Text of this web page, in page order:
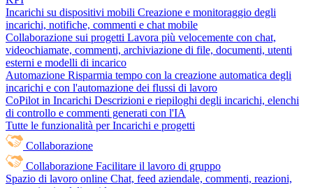
Incarichi su dispositivi mobili Creazione e monitoraggio degli
incarichi, notifiche, commenti e chat mobile
Collaborazione sui progetti Lavora più velocemente con chat,
videochiamate, commenti, archiviazione di file, documenti, utenti
esterni e modelli di incarico
Automazione Risparmia tempo con la creazione automatica degli
incarichi e con l'automazione dei flussi di lavoro
CoPilot in Incarichi Descrizioni e riepiloghi degli incarichi, elenchi
di controllo e commenti generati con l'IA
Tutte le funzionalità per Incarichi e progetti
Collaborazione
Collaborazione Facilitare il lavoro di gruppo
Spazio di lavoro online Chat, feed aziendale, commenti, reazioni,